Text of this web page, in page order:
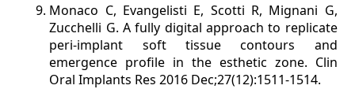
Monaco C, Evangelisti E, Scotti R, Mignani G,
Zucchelli G. A fully digital approach to replicate
peri-implant soft tissue contours and
emergence profile in the esthetic zone. Clin
Oral Implants Res 2016 Dec;27(12):1511-1514.